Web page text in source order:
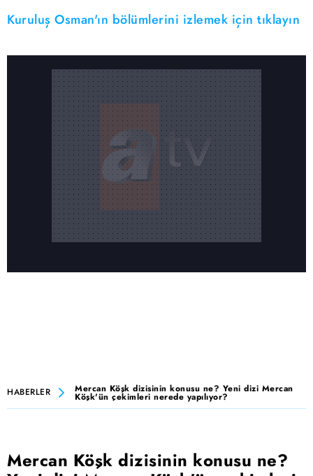
Kuruluş Osman'ın bölümlerini izlemek için tıklayın
HABERLER Mercan Köşk dizisinin konusu ne? Yeni dizi Mercan
Köşk'ün çekimleri nerede yapılıyor?
Mercan Köşk dizisinin konusu ne?